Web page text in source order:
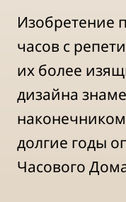
Изобретение
часов с
их более
дизайна
долгие годы
Часового